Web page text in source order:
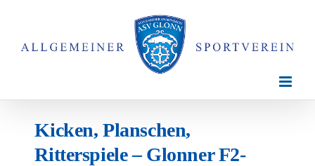
springen
Kicken, Planschen,
Ritterspiele – Glonner F2-